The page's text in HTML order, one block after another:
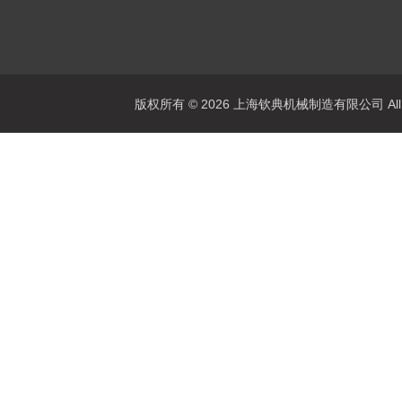
版权所有 © 2026 上海钦典机械制造有限公